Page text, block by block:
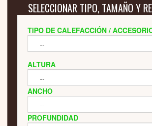
SELECCIONAR TIPO, TAMAÑO Y
TIPO DE CALEFACCIÓN /
ALTURA
ANCHO
PROFUNDIDAD